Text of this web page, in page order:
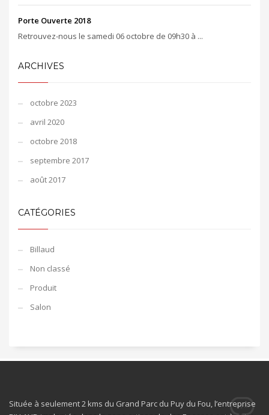
Porte Ouverte 2018
Retrouvez-nous le samedi 06 octobre de 09h30 à ...
ARCHIVES
octobre 2023
avril 2020
octobre 2018
septembre 2017
août 2017
CATÉGORIES
Billaud
Non classé
Produit
Salon
Située à seulement 2 kms du Grand Parc du Puy du Fou, l’entreprise